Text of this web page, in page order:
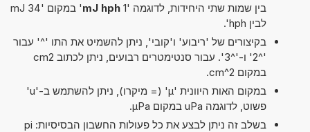
בין שמות שתי היחידות, לדוגמה '1 mJ hph
' במקום '34 mJ
לבין hph'.
בקיצורים של 'ריבוע' ו'קובי', ניתן להשמיט את התו '^' עבור
'^2' ו-'^3'. עבור סנטימטרים רבועים, ניתן לכתוב cm2
במקום cm^2.
במקום האות היוונית 'µ' (= מיקרו), ניתן להשתמש ב-'u'
פשוט, לדוגמה uPa במקום µPa.
בשלב זה ניתן לבצע את כל פעולות החשבון הבסיסיות: pi